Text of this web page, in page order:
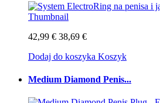
42,99 € 38,69 €
Dodaj do koszyka Koszyk
Medium Diamond Penis...